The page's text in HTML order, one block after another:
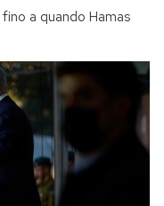
a quando Hamas